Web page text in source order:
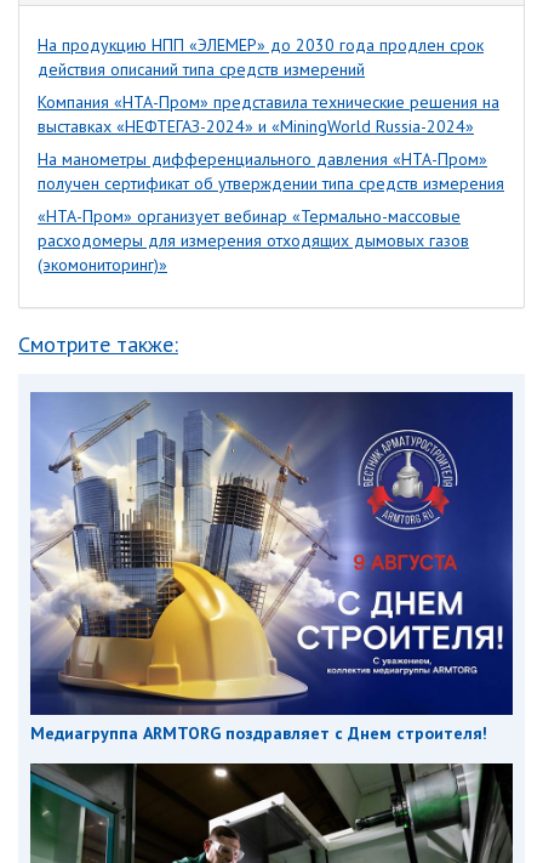
На продукцию НПП «ЭЛЕМЕР» до 2030 года продлен срок
действия описаний типа средств измерений
Компания «НТА-Пром» представила технические решения на
выставках «НЕФТЕГАЗ-2024» и «MiningWorld Russia-2024»
На манометры дифференциального давления «НТА-Пром»
получен сертификат об утверждении типа средств измерения
«НТА-Пром» организует вебинар «Термально-массовые
расходомеры для измерения отходящих дымовых газов
(экомониторинг)»
Смотрите также:
Медиагруппа ARMTORG поздравляет с Днем строителя!